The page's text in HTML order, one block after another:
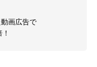
画広告で